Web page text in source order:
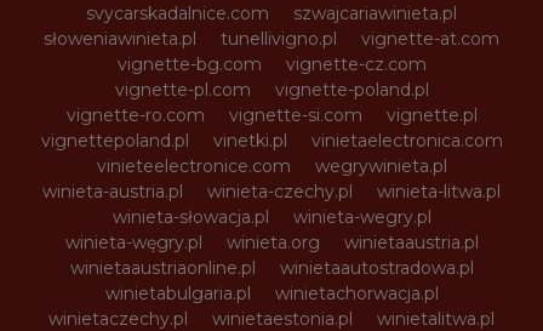
svycarskadalnice.com
szwajcariawinieta.pl
słoweniawinieta.pl
tunellivigno.pl
vignette-at.com
vignette-bg.com
vignette-cz.com
vignette-pl.com
vignette-poland.pl
vignette-ro.com
vignette-si.com
vignette.pl
vignettepoland.pl
vinetki.pl
vinietaelectronica.com
vinieteelectronice.com
wegrywinieta.pl
winieta-austria.pl
winieta-czechy.pl
winieta-litwa.pl
winieta-słowacja.pl
winieta-wegry.pl
winieta-węgry.pl
winieta.org
winietaaustria.pl
winietaaustriaonline.pl
winietaautostradowa.pl
winietabulgaria.pl
winietachorwacja.pl
winietaczechy.pl
winietaestonia.pl
winietalitwa.pl